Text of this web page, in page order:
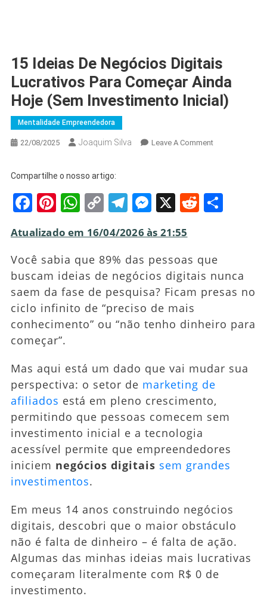
15 Ideias De Negócios Digitais
Lucrativos Para Começar Ainda
Hoje (Sem Investimento Inicial)
Mentalidade Empreendedora
22/08/2025 Joaquim Silva Leave A CommentOn
Negócios
Digitais
Ainda
Hoje
(Sem
Inicial)
Compartilhe o nosso artigo:
Facebook
Pinterest
WhatsApp
CopyTelegram
Messenger
X Reddit
Atualizado em 16/04/2026 às 21:55
Você sabia que 89% das pessoas que
buscam ideias de negócios digitais nunca
saem da fase de pesquisa? Ficam presas no
ciclo infinito de “preciso de mais
conhecimento” ou “não tenho dinheiro para
começar”.
Mas aqui está um dado que vai mudar sua
perspectiva: o setor de marketing de
afiliados está em pleno crescimento,
permitindo que pessoas comecem sem
investimento inicial e a tecnologia
acessível permite que empreendedores
iniciem negócios digitais sem grandes
investimentos.
Em meus 14 anos construindo negócios
digitais, descobri que o maior obstáculo
não é falta de dinheiro – é falta de ação.
Algumas das minhas ideias mais lucrativas
começaram literalmente com R$ 0 de
investimento.